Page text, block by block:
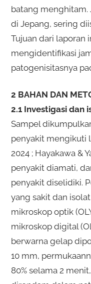
batang menghitam.
di Jepang, sering
Tujuan dari laporan
mengidentifikasi
patogenisitasnya
2 BAHAN DAN
2.1 Investigasi dan
Sampel
penyakit mengikuti
2024 ; Hayakawa &
penyakit diamati,
penyakit diselidiki.
yang sakit dan
mikroskop optik
mikroskop digital
berwarna gelap
10 mm,
80% selama 2